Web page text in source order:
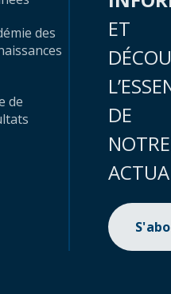
des
de
ET
DE
NOTRE